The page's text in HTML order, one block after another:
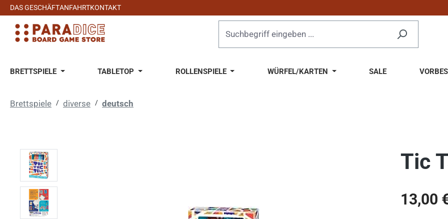
Hauptinhalt springen
Zur Suche springen
Zur Hauptnavigation springen
DAS GESCHÄFTANFAHRTKONTAKT
BRETTSPIELE TABLETOP ROLLENSPIELE WÜRFEL/KARTEN SALE
Brettspiele / diverse / deutsch
Bildergalerie überspringen Tic
Regulärer
13,00